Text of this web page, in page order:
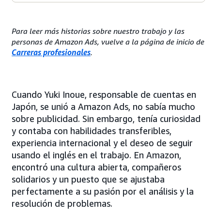
Para leer más historias sobre nuestro trabajo y las
personas de Amazon Ads, vuelve a la página de inicio de
Carreras profesionales.
Cuando Yuki Inoue, responsable de cuentas en
Japón, se unió a Amazon Ads, no sabía mucho
sobre publicidad. Sin embargo, tenía curiosidad
y contaba con habilidades transferibles,
experiencia internacional y el deseo de seguir
usando el inglés en el trabajo. En Amazon,
encontró una cultura abierta, compañeros
solidarios y un puesto que se ajustaba
perfectamente a su pasión por el análisis y la
resolución de problemas.